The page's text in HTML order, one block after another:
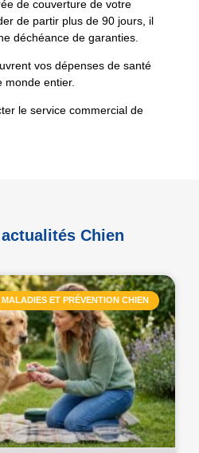
de couverture de votre
de partir plus de 90 jours, il
déchéance de garanties.
vos dépenses de santé
monde entier.
le service commercial de
Chien
MALADIES ET PRÉVENTION CHIEN